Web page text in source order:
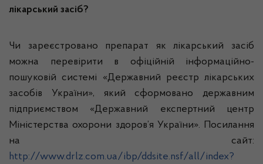
лікарський засіб?
Чи зареєстровано препарат як лікарський засіб
можна перевірити в офіційній інформаційно-
пошуковій системі «Державний реєстр лікарських
засобів України», який сформовано державним
підприємством «Державний експертний центр
Міністерства охорони здоров’я України». Посилання
на сайт:
http://www.drlz.com.ua/ibp/ddsite.nsf/all/index?